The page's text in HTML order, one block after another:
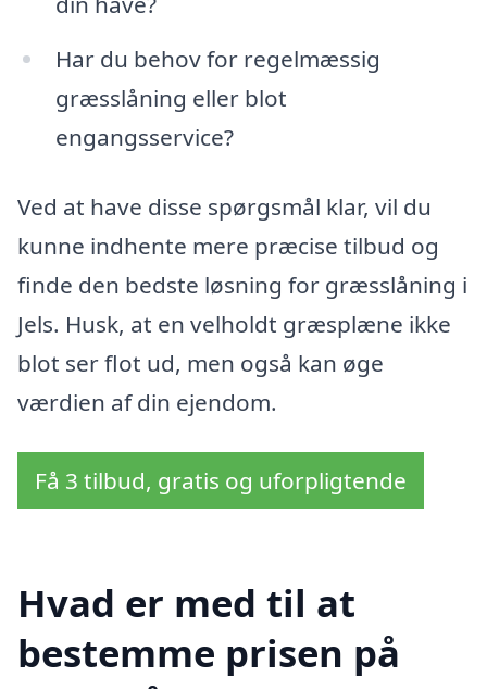
Har du behov for regelmæssig
græsslåning eller blot
engangsservice?
Ved at have disse spørgsmål klar, vil du
kunne indhente mere præcise tilbud og
finde den bedste løsning for græsslåning i
Jels. Husk, at en velholdt græsplæne ikke
blot ser flot ud, men også kan øge
værdien af din ejendom.
Få 3 tilbud, gratis og uforpligtende
Hvad er med til at
bestemme prisen på